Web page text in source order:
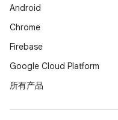
Android
Chrome
Firebase
Google Cloud Platform
所有产品